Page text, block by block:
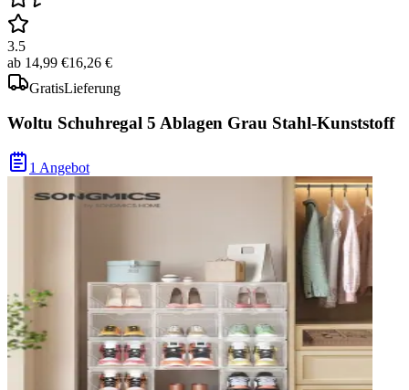
3.5
ab 14,99 €16,26 €
GratisLieferung
Woltu Schuhregal 5 Ablagen Grau Stahl-Kunststoff
1 Angebot